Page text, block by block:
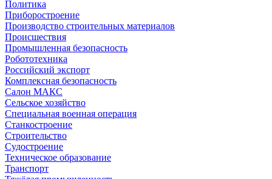
Политика
Приборостроение
Производство строительных материалов
Происшествия
Промышленная безопасность
Робототехника
Российский экспорт
Комплексная безопасность
Салон МАКС
Сельское хозяйство
Специальная военная операция
Станкостроение
Строительство
Судостроение
Техническое образование
Транспорт